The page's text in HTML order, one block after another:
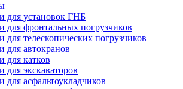
для установок ГНБ
для фронтальных погрузчиков
для телескопических погрузчиков
для автокранов
для катков
для экскаваторов
для асфальтоукладчиков